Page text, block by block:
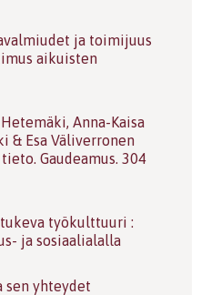
ja toimijuus
aikuisten
Anna-Kaisa
& Esa Väliverronen
Gaudeamus. 304
työkulttuuri :
ja sosiaalialalla
sen yhteydet